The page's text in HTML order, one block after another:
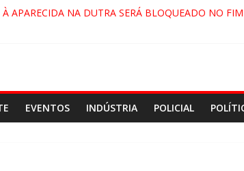
À APARECIDA NA DUTRA SERÁ BLOQUEADO NO
EVENTOS INDÚSTRIA POLICIAL